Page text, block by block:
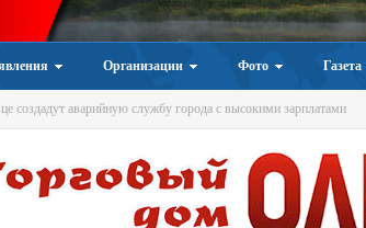
Организации Фото Газета
создадут аварийную службу города с высокими зарплатами